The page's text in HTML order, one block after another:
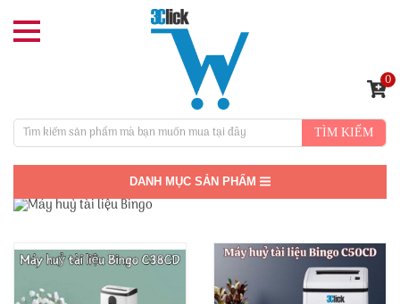
TÌM KIẾM
0
DANH MỤC SẢN PHẨM